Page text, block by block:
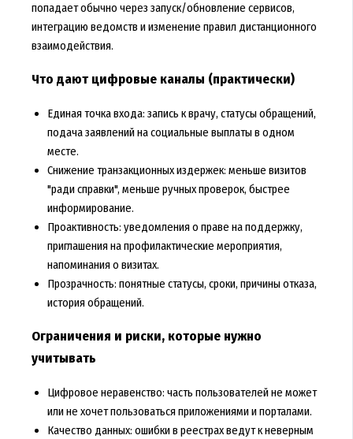
попадает обычно через запуск/обновление сервисов,
интеграцию ведомств и изменение правил дистанционного
взаимодействия.
Что дают цифровые каналы (практически)
Единая точка входа: запись к врачу, статусы обращений,
подача заявлений на социальные выплаты в одном
месте.
Снижение транзакционных издержек: меньше визитов
"ради справки", меньше ручных проверок, быстрее
информирование.
Проактивность: уведомления о праве на поддержку,
приглашения на профилактические мероприятия,
напоминания о визитах.
Прозрачность: понятные статусы, сроки, причины отказа,
история обращений.
Ограничения и риски, которые нужно
учитывать
Цифровое неравенство: часть пользователей не может
или не хочет пользоваться приложениями и порталами.
Качество данных: ошибки в реестрах ведут к неверным